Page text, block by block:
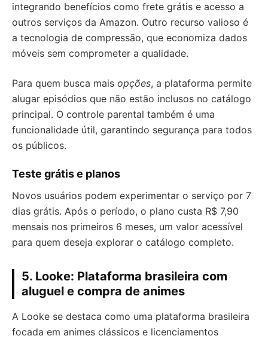
integrando benefícios como frete grátis e acesso a
outros serviços da Amazon. Outro recurso valioso é
a tecnologia de compressão, que economiza dados
móveis sem comprometer a qualidade.
Para quem busca mais opções, a plataforma permite
alugar episódios que não estão inclusos no catálogo
principal. O controle parental também é uma
funcionalidade útil, garantindo segurança para todos
os públicos.
Teste grátis e planos
Novos usuários podem experimentar o serviço por 7
dias grátis. Após o período, o plano custa R$ 7,90
mensais nos primeiros 6 meses, um valor acessível
para quem deseja explorar o catálogo completo.
5. Looke: Plataforma brasileira com
aluguel e compra de animes
A Looke se destaca como uma plataforma brasileira
focada em animes clássicos e licenciamentos